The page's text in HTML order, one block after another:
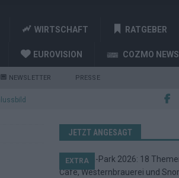
WIRTSCHAFT RATGEBER
EUROVISION COZMO NEWS
NEWSLETTER PRESSE
JETZT ANGESAGT
EXTRA